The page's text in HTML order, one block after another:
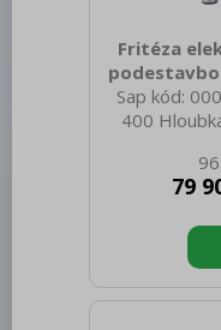
Fritéza
Sap kód:
400
51.00 Šířka
brutto
Konstruční
Příkon
79